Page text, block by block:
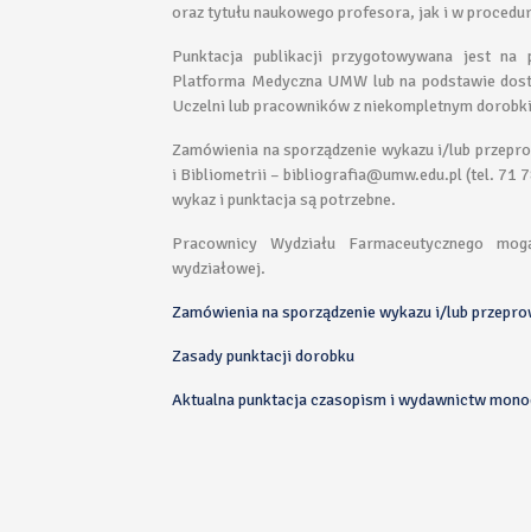
oraz tytułu naukowego profesora, jak i w
Punktacja publikacji przygotowywana jest na
Platforma Medyczna UMW lub na podstawie
Uczelni lub pracowników z niekompletnym
Zamówienia na sporządzenie wykazu i/lub
i Bibliometrii – bibliografia@umw.edu.pl (tel. 71
wykaz i punktacja są potrzebne.
Pracownicy Wydziału Farmaceutycznego
wydziałowej.
Zamówienia na sporządzenie wykazu i/lub
Zasady punktacji dorobku
Aktualna punktacja czasopism i wydawnictw